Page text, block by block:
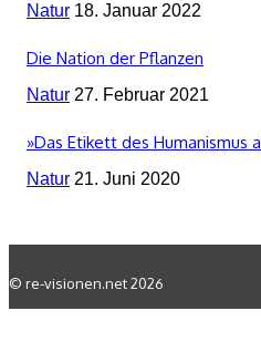
Natur 18. Januar 2022
Die Nation der Pflanzen
Natur 27. Februar 2021
»Das Etikett des Humanismus
Natur 21. Juni 2020
© re-visionen.net 2026